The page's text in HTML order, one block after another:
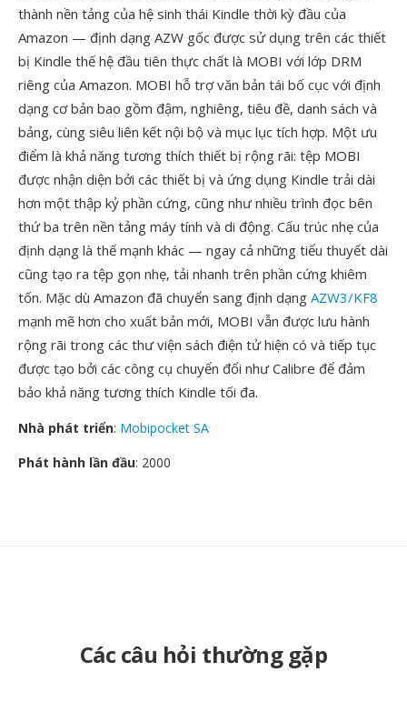
thành nền tảng của hệ sinh thái Kindle thời kỳ đầu của
Amazon — định dạng AZW gốc được sử dụng trên các thiết
bị Kindle thế hệ đầu tiên thực chất là MOBI với lớp DRM
riêng của Amazon. MOBI hỗ trợ văn bản tái bố cục với định
dạng cơ bản bao gồm đậm, nghiêng, tiêu đề, danh sách và
bảng, cùng siêu liên kết nội bộ và mục lục tích hợp. Một ưu
điểm là khả năng tương thích thiết bị rộng rãi: tệp MOBI
được nhận diện bởi các thiết bị và ứng dụng Kindle trải dài
hơn một thập kỷ phần cứng, cũng như nhiều trình đọc bên
thứ ba trên nền tảng máy tính và di động. Cấu trúc nhẹ của
định dạng là thế mạnh khác — ngay cả những tiểu thuyết dài
cũng tạo ra tệp gọn nhẹ, tải nhanh trên phần cứng khiêm
tốn. Mặc dù Amazon đã chuyển sang định dạng AZW3/KF8
mạnh mẽ hơn cho xuất bản mới, MOBI vẫn được lưu hành
rộng rãi trong các thư viện sách điện tử hiện có và tiếp tục
được tạo bởi các công cụ chuyển đổi như Calibre để đảm
bảo khả năng tương thích Kindle tối đa.
Nhà phát triển: Mobipocket SA
Phát hành lần đầu: 2000
Các câu hỏi thường gặp